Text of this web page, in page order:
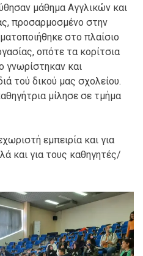
μάθημα Αγγλικών και
προσαρμοσμένο στην
στο πλαίσιο
οπότε τα κορίτσια
γνωρίστηκαν και
τού δικού μας σχολείου.
μίλησε σε τμήμα
εμπειρία και για
και για τους καθηγητές/